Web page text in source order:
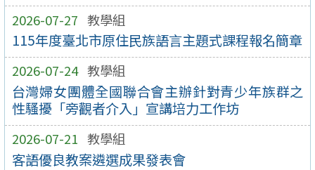
2026-07-27 教學組
115年度臺北市原住民族語言主題式課程報名簡章
2026-07-24 教學組
台灣婦女團體全國聯合會主辦針對青少年族群之
性騷擾「旁觀者介入」宣講培力工作坊
2026-07-21 教學組
客語優良教案遴選成果發表會